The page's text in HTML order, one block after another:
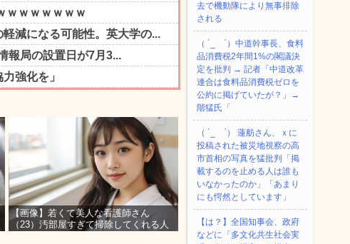
【画像】若くて美人な看護師さん
（23）汚部屋すぎて掃除してくれる人
去で機動隊により無事排除
される
（ ´_ゝ`）中道幹事長、食料
品消費税2年間1%の閣議決
定を批判 → 記者「中道改革
連合は食料品消費税ゼロを
公約に掲げていたが？」→
階猛氏「
（ ´_ゝ`） 蓮舫さん、ｘに
投稿された被災地視察の高
市首相の写真を猛批判「掲
載するのを止める人は誰も
いなかったのか」「あまり
にも愕然としています」
【は？】全国知事会、政府
などに「多文化共生社会実